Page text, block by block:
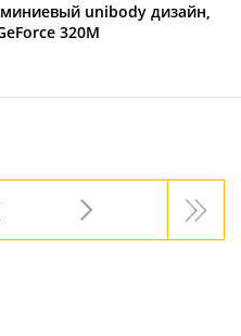
unibody дизайн,
320M